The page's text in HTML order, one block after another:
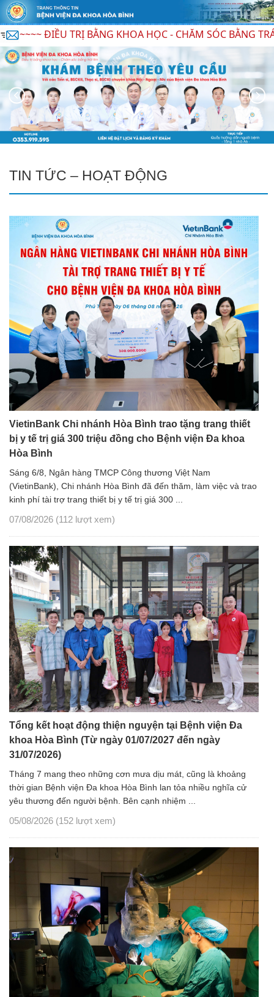
TRỊ BẰNG KHOA HỌC - CHĂM SÓC BẰNG TRÁI TIM
TIN TỨC – HOẠT ĐỘNG
VietinBank Chi nhánh Hòa Bình trao tặng trang thiết
bị y tế trị giá 300 triệu đồng cho Bệnh viện Đa khoa
Hòa Bình
Sáng 6/8, Ngân hàng TMCP Công thương Việt Nam
(VietinBank), Chi nhánh Hòa Bình đã đến thăm, làm việc và trao
kinh phí tài trợ trang thiết bị y tế trị giá 300 ...
07/08/2026 (112 lượt xem)
Tổng kết hoạt động thiện nguyện tại Bệnh viện Đa
khoa Hòa Bình (Từ ngày 01/07/2027 đến ngày
31/07/2026)
Tháng 7 mang theo những cơn mưa dịu mát, cũng là khoảng
thời gian Bệnh viện Đa khoa Hòa Bình lan tỏa nhiều nghĩa cử
yêu thương đến người bệnh. Bên cạnh nhiệm ...
05/08/2026 (152 lượt xem)